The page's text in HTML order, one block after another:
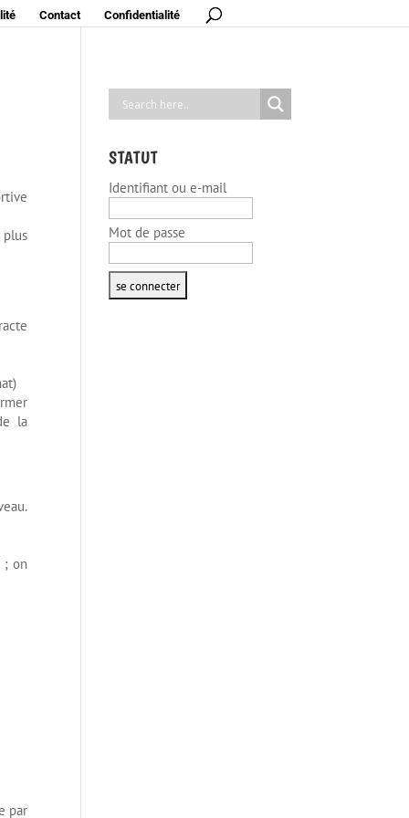
Contact Confidentialité
plus
la
; on
par
STATUT
Identifiant ou e-mail
Mot de passe